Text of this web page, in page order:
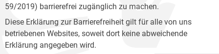
59/2019) barrierefrei zugänglich zu machen.
Diese Erklärung zur Barrierefreiheit gilt für alle von uns
betriebenen Websites, soweit dort keine abweichende
Erklärung angegeben wird.